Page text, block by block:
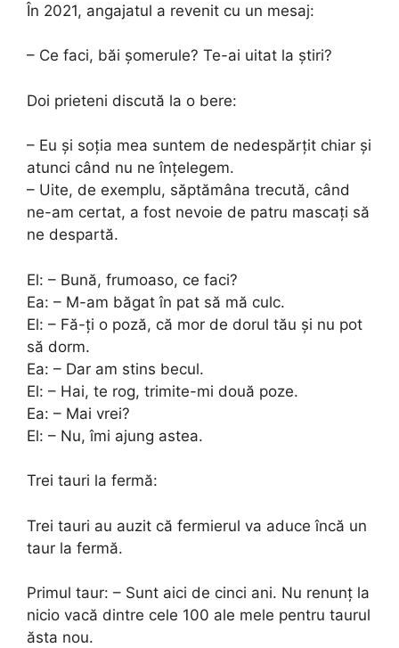
În 2021, angajatul a revenit cu un mesaj:
– Ce faci, băi șomerule? Te-ai uitat la știri?
Doi prieteni discută la o bere:
– Eu și soția mea suntem de nedespărțit chiar și
atunci când nu ne înțelegem.
– Uite, de exemplu, săptămâna trecută, când
ne-am certat, a fost nevoie de patru mascați să
ne despartă.
El: – Bună, frumoaso, ce faci?
Ea: – M-am băgat în pat să mă culc.
El: – Fă-ți o poză, că mor de dorul tău și nu pot
să dorm.
Ea: – Dar am stins becul.
El: – Hai, te rog, trimite-mi două poze.
Ea: – Mai vrei?
El: – Nu, îmi ajung astea.
Trei tauri la fermă:
Trei tauri au auzit că fermierul va aduce încă un
taur la fermă.
Primul taur: – Sunt aici de cinci ani. Nu renunț la
nicio vacă dintre cele 100 ale mele pentru taurul
ăsta nou.